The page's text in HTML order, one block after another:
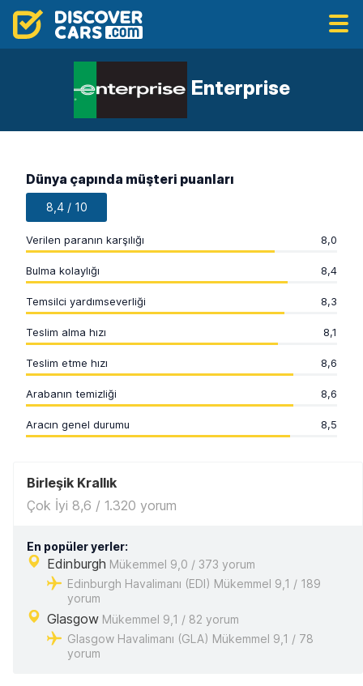
Enterprise
Dünya çapında müşteri puanları
8,4 / 10
Verilen paranın karşılığı 8,0
Bulma kolaylığı 8,4
Temsilci yardımseverliği 8,3
Teslim alma hızı 8,1
Teslim etme hızı 8,6
Arabanın temizliği 8,6
Aracın genel durumu 8,5
Birleşik Krallık
Çok İyi 8,6 / 1.320 yorum
En popüler yerler:
Edinburgh Mükemmel 9,0 / 373 yorum
Edinburgh Havalimanı (EDI) Mükemmel 9,1 / 189
yorum
Glasgow Mükemmel 9,1 / 82 yorum
Glasgow Havalimanı (GLA) Mükemmel 9,1 / 78
yorum